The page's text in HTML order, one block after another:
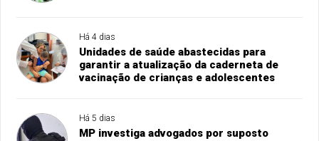
Há 4 dias
Unidades de saúde abastecidas para
garantir a atualização da caderneta de
vacinação de crianças e adolescentes
Há 5 dias
MP investiga advogados por suposto